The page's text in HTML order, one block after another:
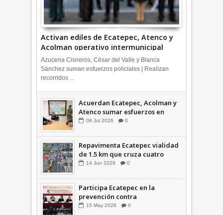
Activan ediles de Ecatepec, Atenco y
Acolman operativo intermunicipal
Azucena Cisneros, César del Valle y Blanca
Sánchez suman esfuerzos policiales | Realizan
recorridos ...
Acuerdan Ecatepec, Acolman y
Atenco sumar esfuerzos en
seguridad
08 Jul 2026 0
Repavimenta Ecatepec vialidad
de 1.5 km que cruza cuatro
comunidades +Video
14 Jun 2026 0
Participa Ecatepec en la
prevención contra
inundaciones en el Valle de
15 May 2026 0